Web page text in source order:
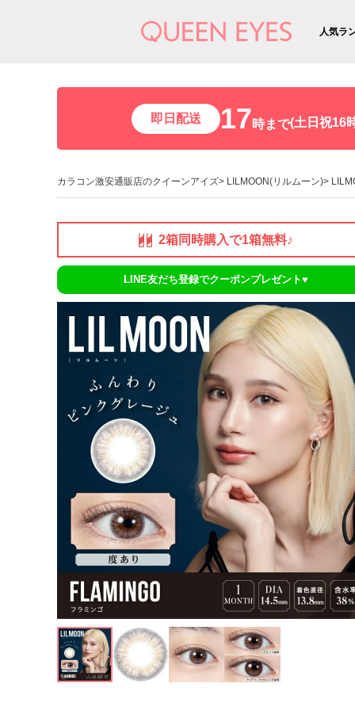
人気ラ
即日配送 17時まで(土日祝16
カラコン激安通販店のクイーンアイズ LILMOON(リルムーン)
2箱同時購入で1箱無料♪
LINE友だち登録でクーポンプレゼント♥